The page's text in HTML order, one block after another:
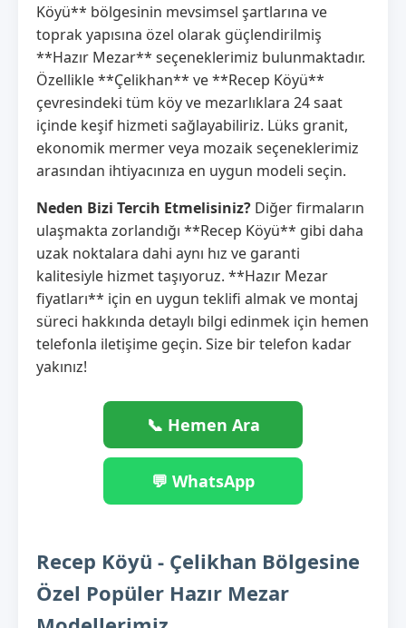
Köyü** bölgesinin mevsimsel şartlarına ve
toprak yapısına özel olarak güçlendirilmiş
**Hazır Mezar** seçeneklerimiz bulunmaktadır.
Özellikle **Çelikhan** ve **Recep Köyü**
çevresindeki tüm köy ve mezarlıklara 24 saat
içinde keşif hizmeti sağlayabiliriz. Lüks granit,
ekonomik mermer veya mozaik seçeneklerimiz
arasından ihtiyacınıza en uygun modeli seçin.
Neden Bizi Tercih Etmelisiniz? Diğer firmaların
ulaşmakta zorlandığı **Recep Köyü** gibi daha
uzak noktalara dahi aynı hız ve garanti
kalitesiyle hizmet taşıyoruz. **Hazır Mezar
fiyatları** için en uygun teklifi almak ve montaj
süreci hakkında detaylı bilgi edinmek için hemen
telefonla iletişime geçin. Size bir telefon kadar
yakınız!
📞 Hemen Ara
💬 WhatsApp
Recep Köyü - Çelikhan Bölgesine
Özel Popüler Hazır Mezar